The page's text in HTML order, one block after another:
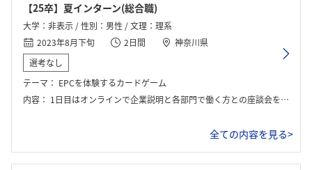
【25卒】夏インターン(総合職)
大学：非表示 / 性別：男性 / 文理：理系
2023年8月下旬
2日間
神奈川県
選考なし
テーマ： EPCを体験するカードゲーム
内容： 1日目はオンラインで企業説明と各部門で働く方との座談会を行った。 2日目は対面でEPCを擬似的に体験するカードゲームを行った。時間が短かったためカードゲーム以外の会社説明等の内容はほぼなかった。
全ての内容を見る>